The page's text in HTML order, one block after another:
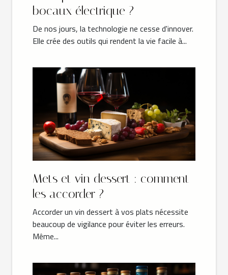
bocaux électrique ?
De nos jours, la technologie ne cesse d'innover.
Elle crée des outils qui rendent la vie facile à...
Mets et vin dessert : comment
les accorder ?
Accorder un vin dessert à vos plats nécessite
beaucoup de vigilance pour éviter les erreurs.
Même...